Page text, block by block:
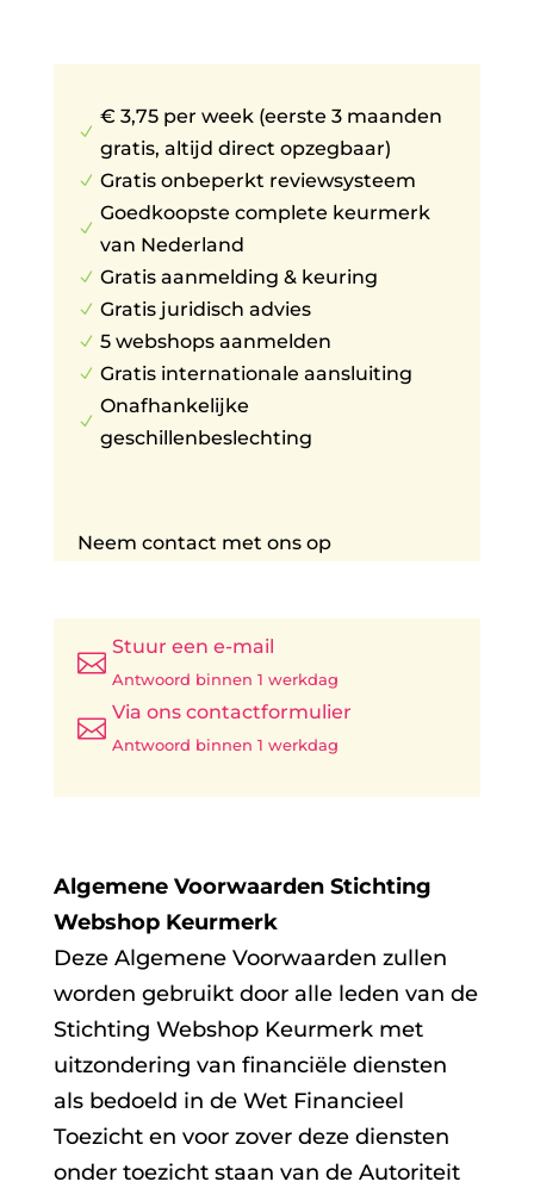
N
€ 3,75 per week (eerste 3 maanden
gratis, altijd direct opzegbaar)
N Gratis onbeperkt reviewsysteem
N
Goedkoopste complete keurmerk
van Nederland
N Gratis aanmelding & keuring
N Gratis juridisch advies
N 5 webshops aanmelden
N Gratis internationale aansluiting
N
Onafhankelijke
geschillenbeslechting
Neem contact met ons op

Stuur een e-mail
Antwoord binnen 1 werkdag

Via ons contactformulier
Antwoord binnen 1 werkdag
Algemene Voorwaarden Stichting
Webshop Keurmerk
Deze Algemene Voorwaarden zullen
worden gebruikt door alle leden van de
Stichting Webshop Keurmerk met
uitzondering van financiële diensten
als bedoeld in de Wet Financieel
Toezicht en voor zover deze diensten
onder toezicht staan van de Autoriteit